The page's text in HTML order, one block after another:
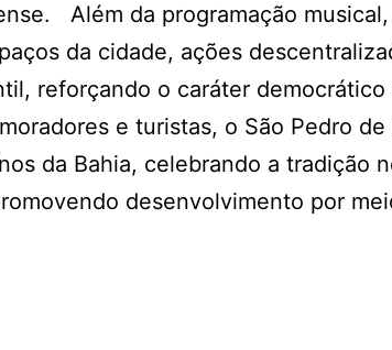
Além da programação
da cidade, ações
reforçando o caráter democrático
e turistas, o São Pedro de
da Bahia, celebrando a tradição
desenvolvimento por